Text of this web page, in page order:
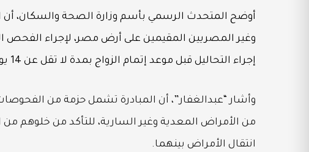
أوضح المتحدث الرسمي بأسم وزارة الصحة والسكان، أن
وغير المصريين المقيمين على أرض مصر، لإجراء الفحص
إجراء التحاليل قبل موعد إتمام الزواج بمدة لا تقل عن 14 يومًا للحصول على نتائج التحاليل.
وأشار “عبدالغفار”، أن المبادرة تشمل حزمة من
من الأمراض المعدية وغير السارية، للتأكد من خلوهم من
انتقال الأمراض بينهما.